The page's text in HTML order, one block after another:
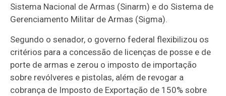
Sistema Nacional de Armas (Sinarm) e do Sistema de
Gerenciamento Militar de Armas (Sigma).
Segundo o senador, o governo federal flexibilizou os
critérios para a concessão de licenças de posse e de
porte de armas e zerou o imposto de importação
sobre revólveres e pistolas, além de revogar a
cobrança de Imposto de Exportação de 150% sobre